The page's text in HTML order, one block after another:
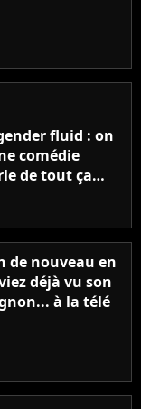
fluid : on
comédie
de tout ça
de nouveau en
déjà vu son
à la télé